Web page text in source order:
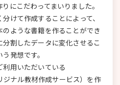
にこだわってまいりました。
けて作成することによって、
ような書籍を作ることができ
割したデータに変化させるこ
発想です。
用いただいている
ジナル教材作成サービス）を作